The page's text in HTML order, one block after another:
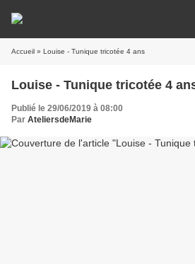
Accueil » Louise - Tunique tricotée 4 ans
Louise - Tunique tricotée 4
Publié le 29/06/2019 à 08:00
Par AteliersdeMarie